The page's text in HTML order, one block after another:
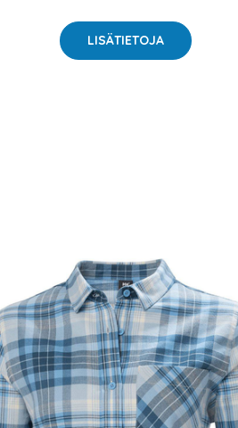
LISÄTIETOJA